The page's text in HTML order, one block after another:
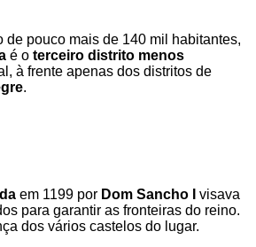
de pouco mais de 140 mil habitantes,
é o terceiro distrito menos
à frente apenas dos distritos de
.
em 1199 por Dom Sancho I
visava
para garantir as fronteiras do reino.
dos vários castelos do lugar.